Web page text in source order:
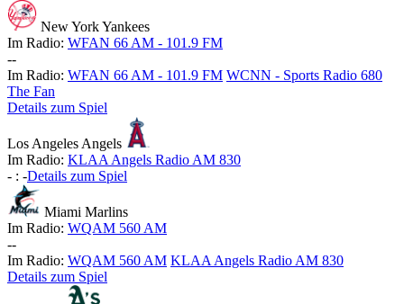
New York Yankees
Im Radio: WFAN 66 AM - 101.9 FM
--
Im Radio: WFAN 66 AM - 101.9 FM WCNN - Sports Radio 680
The Fan
Details zum Spiel
Los Angeles Angels
Im Radio: KLAA Angels Radio AM 830
- : -Details zum Spiel
Miami Marlins
Im Radio: WQAM 560 AM
--
Im Radio: WQAM 560 AM KLAA Angels Radio AM 830
Details zum Spiel